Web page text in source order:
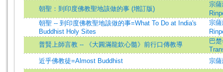
朝聖：到印度佛教聖地該做的事 (增訂版)
宗
朝聖 -- 到印度佛教聖地該做的事=What To Do at India's
Buddhist Holy Sites
宗
普賢上師言教 -- 《大圓滿龍欽心髓》前行口傳教導
巴
近乎佛教徒=Almost Buddhist
宗